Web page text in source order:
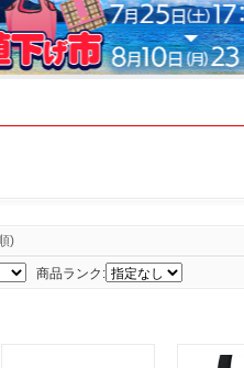
)
商品ランク: